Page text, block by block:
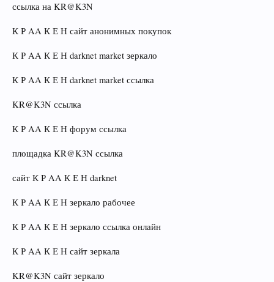
ссылка на KR@K3N
К Р AA К Е Н сайт анонимных покупок
К Р AA К Е Н darknet market зеркало
К Р AA К Е Н darknet market ссылка
KR@K3N ссылка
К Р AA К Е Н форум ссылка
площадка KR@K3N ссылка
сайт К Р AA К Е Н darknet
К Р AA К Е Н зеркало рабочее
К Р AA К Е Н зеркало ссылка онлайн
К Р AA К Е Н сайт зеркала
KR@K3N сайт зеркало